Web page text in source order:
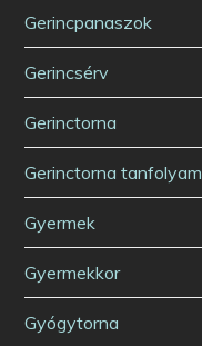
Gerincpanaszok
Gerincsérv
Gerinctorna
Gerinctorna tanfolyam
Gyermek
Gyermekkor
Gyógytorna